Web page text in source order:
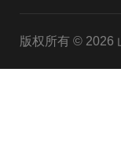
版权所有 © 2026